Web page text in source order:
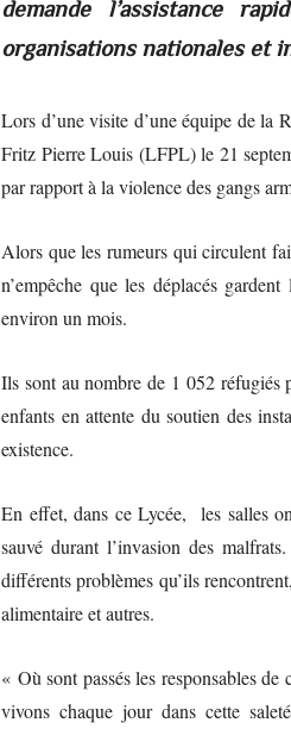
demande l’assistance
organisations nationales et
Lors d’une visite d’une équipe de la
Fritz Pierre Louis (LFPL) le 21
par rapport à la violence des gangs
Alors que les rumeurs qui circulent
n’empêche que les déplacés
environ un mois.
Ils sont au nombre de 1 052 réfugiés
enfants en attente du soutien des
existence.
En effet, dans ce Lycée, les salles
sauvé durant l’invasion des
différents problèmes qu’ils
alimentaire et autres.
« Où sont passés les responsables
vivons chaque jour dans cette